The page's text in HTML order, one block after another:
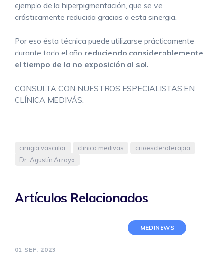
ejemplo de la hiperpigmentación, que se ve
drásticamente reducida gracias a esta sinergia.
Por eso ésta técnica puede utilizarse prácticamente
durante todo el año reduciendo considerablemente
el tiempo de la no exposición al sol.
CONSULTA CON NUESTROS ESPECIALISTAS EN
CLÍNICA MEDIVÁS.
cirugia vascular clinica medivas
crioescleroterapia
Dr. Agustín Arroyo
Artículos Relacionados
MEDINEWS
01 SEP, 2023